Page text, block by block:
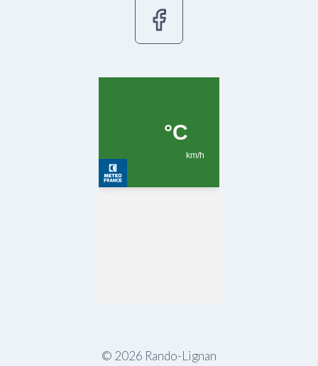
© 2026 Rando-Lignan